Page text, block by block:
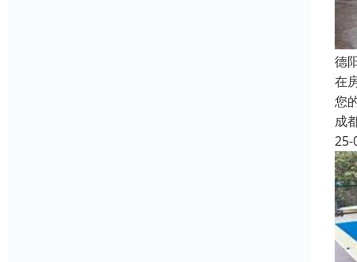
德
在
您
成
25-